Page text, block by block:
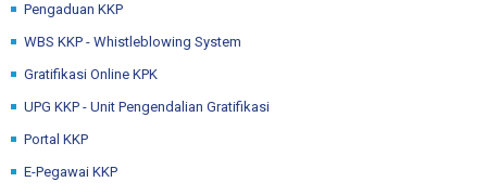
Pengaduan KKP
WBS KKP - Whistleblowing System
Gratifikasi Online KPK
UPG KKP - Unit Pengendalian Gratifikasi
Portal KKP
E-Pegawai KKP